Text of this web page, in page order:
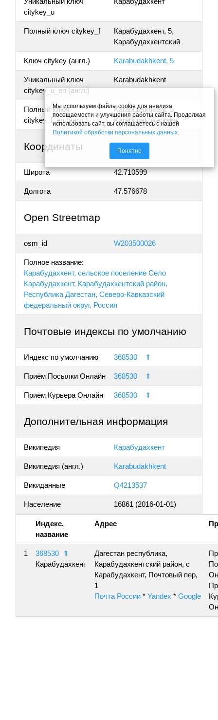
citykey_u
Полный ключ citykey_f
Карабудахкент, 5,
Карабудахкентский
Ключ citykey (англ.) Karabudakhkent, 5
Уникальный ключ
citykey_u_en (англ.)
Karabudakhkent
Полный ключ
citykey_f_en (англ.)
Karabudakhkent, 5,
Karabudakhkentsky
Координаты
Широта 42.710599
Долгота 47.576678
Open Streetmap
osm_id W203500026
Полное название:
Карабудахкент, сельское поселение Село
Карабудахкент, Карабудахкентский район,
Республика Дагестан, Северо-Кавказский
федеральный округ, Россия
Почтовые индексы по умолчанию
Индекс по умолчанию 368530 ⇑
Приём Посылки Онлайн 368530 ⇑
Приём Курьера Онлайн 368530 ⇑
Дополнительная информация
Википедия Карабудахкент
Википедия (англ.) Karabudakhkent
Викиданные Q4213537
Население 16861 (2016-01-01)
Индекс,
название
Адрес
1 368530
⇑
Карабудахкент
Дагестан республика,
Карабудахкентский район, с
Карабудахкент, Почтовый пер,
1
Почта России * Yandex * Google
Мы используем файлы cookie для анализа
посещаемости и улучшения работы сайта. Продолжая
использовать сайт, вы соглашаетесь с нашей
Политикой обработки персональных данных.
Понятно